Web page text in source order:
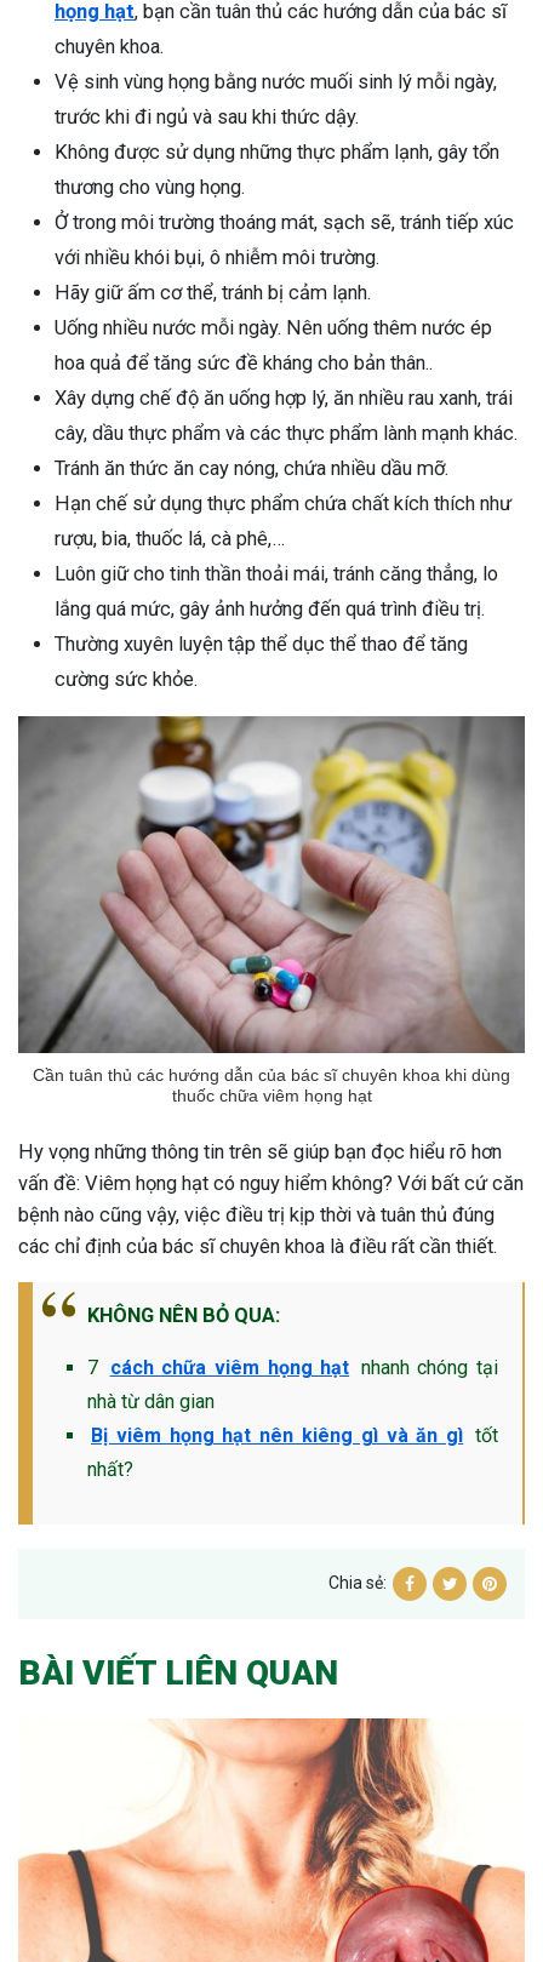
họng hạt, bạn cần tuân thủ các hướng dẫn của bác sĩ
chuyên khoa.
Vệ sinh vùng họng bằng nước muối sinh lý mỗi ngày,
trước khi đi ngủ và sau khi thức dậy.
Không được sử dụng những thực phẩm lạnh, gây tổn
thương cho vùng họng.
Ở trong môi trường thoáng mát, sạch sẽ, tránh tiếp xúc
với nhiều khói bụi, ô nhiễm môi trường.
Hãy giữ ấm cơ thể, tránh bị cảm lạnh.
Uống nhiều nước mỗi ngày. Nên uống thêm nước ép
hoa quả để tăng sức đề kháng cho bản thân..
Xây dựng chế độ ăn uống hợp lý, ăn nhiều rau xanh, trái
cây, dầu thực phẩm và các thực phẩm lành mạnh khác.
Tránh ăn thức ăn cay nóng, chứa nhiều dầu mỡ.
Hạn chế sử dụng thực phẩm chứa chất kích thích như
rượu, bia, thuốc lá, cà phê,…
Luôn giữ cho tinh thần thoải mái, tránh căng thẳng, lo
lắng quá mức, gây ảnh hưởng đến quá trình điều trị.
Thường xuyên luyện tập thể dục thể thao để tăng
cường sức khỏe.
Cần tuân thủ các hướng dẫn của bác sĩ chuyên khoa khi dùng
thuốc chữa viêm họng hạt
Hy vọng những thông tin trên sẽ giúp bạn đọc hiểu rõ hơn
vấn đề: Viêm họng hạt có nguy hiểm không? Với bất cứ căn
bệnh nào cũng vậy, việc điều trị kịp thời và tuân thủ đúng
các chỉ định của bác sĩ chuyên khoa là điều rất cần thiết.
KHÔNG NÊN BỎ QUA:
7 cách chữa viêm họng hạt nhanh chóng tại
nhà từ dân gian
Bị viêm họng hạt nên kiêng gì và ăn gì tốt
nhất?
Chia sẻ:
BÀI VIẾT LIÊN QUAN